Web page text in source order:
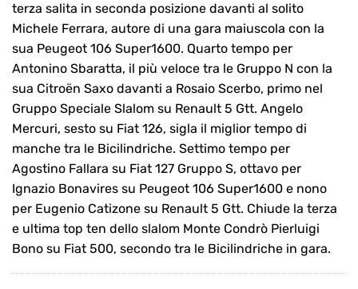
terza salita in seconda posizione davanti al solito
Michele Ferrara, autore di una gara maiuscola con la
sua Peugeot 106 Super1600. Quarto tempo per
Antonino Sbaratta, il più veloce tra le Gruppo N con la
sua Citroën Saxo davanti a Rosaio Scerbo, primo nel
Gruppo Speciale Slalom su Renault 5 Gtt. Angelo
Mercuri, sesto su Fiat 126, sigla il miglior tempo di
manche tra le Bicilindriche. Settimo tempo per
Agostino Fallara su Fiat 127 Gruppo S, ottavo per
Ignazio Bonavires su Peugeot 106 Super1600 e nono
per Eugenio Catizone su Renault 5 Gtt. Chiude la terza
e ultima top ten dello slalom Monte Condrò Pierluigi
Bono su Fiat 500, secondo tra le Bicilindriche in gara.